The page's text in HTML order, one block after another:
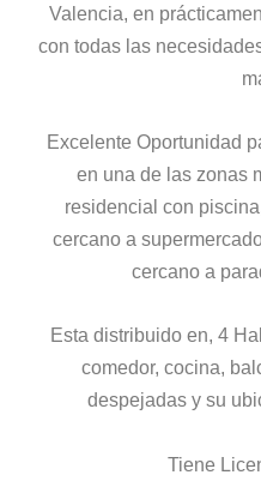
Valencia, en
con todas las
Excelente Oportunidad
en una de las zonas
residencial con
cercano a
cercano a
Esta distribuido en, 4
comedor, cocina,
despejadas y su
Tiene